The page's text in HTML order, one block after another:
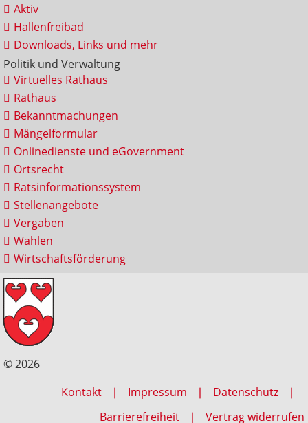
Aktiv
Hallenfreibad
Downloads, Links und mehr
Politik und Verwaltung
Virtuelles Rathaus
Rathaus
Bekanntmachungen
Mängelformular
Onlinedienste und eGovernment
Ortsrecht
Ratsinformationssystem
Stellenangebote
Vergaben
Wahlen
Wirtschaftsförderung
© 2026
Kontakt
Impressum
Datenschutz
Barrierefreiheit
Vertrag widerrufen